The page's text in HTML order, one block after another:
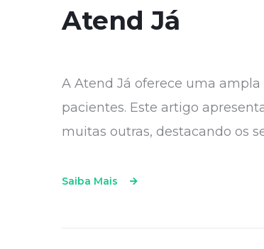
Atend Já
A Atend Já oferece uma
pacientes. Este artigo
muitas outras, destacando os
Saiba Mais